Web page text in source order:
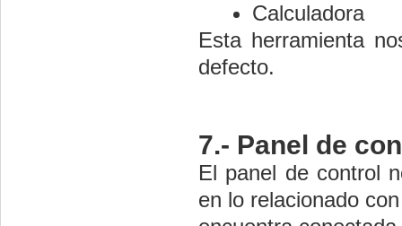
Calculadora
Esta herramienta
defecto.
7.- Panel de
El panel de control
en lo relacionado